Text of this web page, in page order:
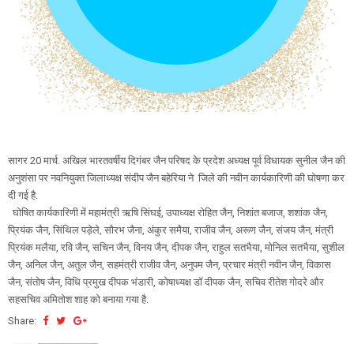
सागर 20 मार्च. अखिल भारतवर्षीय दिगंबर जैन परिषद के प्रदेश अध्यक्ष पूर्व विधायक सुनील जैन की
अनुशंसा पर नवनियुक्त जिलाध्यक्ष संदीप जैन बहेरिया ने जिले की नवीन कार्यकारिणी की घोषणा कर
दी गई है.
घोषित कार्यकारिणी में महामंत्री ऋषि सिंघई, उपाध्यक्ष रोहित जैन, निशांत बजाज, शशांक जैन,
प्रियंक जैन, सिंथिल पड़ेले, सौरभ जैना, अंकुर समैया, राजीव जैन, अरूण जैन, संजय जैन, मंत्री
प्रियंक मलैया, रवि जैन, सचिन जैन, विनय जैन, दीपक जैन, राहुल सतभैया, मोनिल सतभैया, सुशील
जैन, अनिल जैन, अतुल जैन, सहमंत्री राजीव जैन, अनुपम जैन, प्रचार मंत्री नवीन जैन, विकास
जैन, संतोष जैन, विधि प्रमुख दीपक भंडारी, कोषाध्यक्ष डॉ दीपक जैन, सचिव रीतेश गोदरे और
सहसचिव अमितोश शाह को बनाया गया है.
Share: